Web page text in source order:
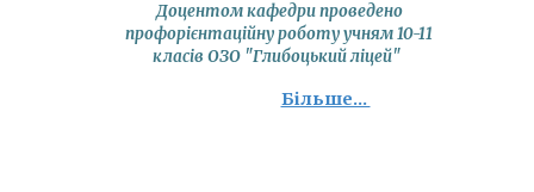
Доцентом кафедри проведено
профорієнтаційну роботу учням 10-11
класів ОЗО "Глибоцький ліцей"
Більше...